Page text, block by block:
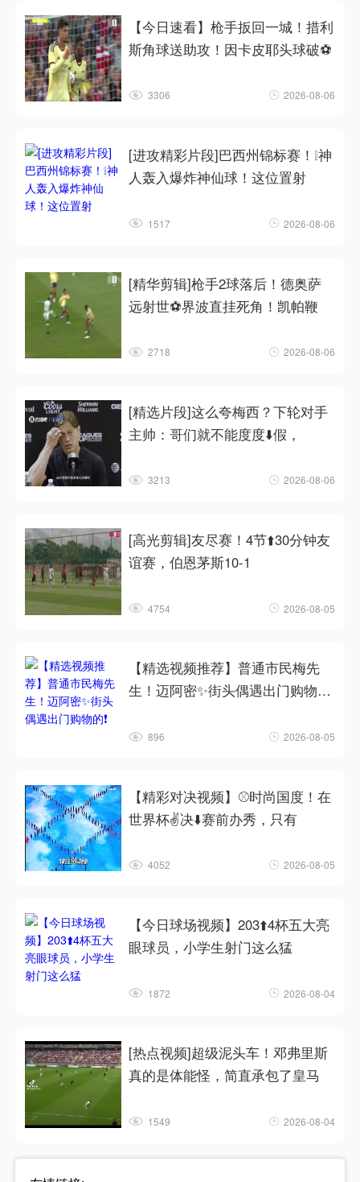
【今日速看】枪手扳回一城！措利
斯角球送助攻！因卡皮耶头球破⚽
3306 2026-08-06
[进攻精彩片段]巴西州锦标赛！❕神
人轰入爆炸神仙球！这位置射
1517 2026-08-06
[精华剪辑]枪手2球落后！德奥萨
远射世⚽界波直挂死角！凯帕鞭
2718 2026-08-06
[精选片段]这么夸梅西？下轮对手
主帅：哥们就不能度度⬇️假，
3213 2026-08-06
[高光剪辑]友尽赛！4节⬆️30分钟友
谊赛，伯恩茅斯10-1
4754 2026-08-05
【精选视频推荐】普通市民梅先
生！迈阿密✨街头偶遇出门购物的
896 2026-08-05
【精彩对决视频】⚾时尚国度！在
世界杯✌️决⬇️赛前办秀，只有
4052 2026-08-05
【今日球场视频】203⬆️4杯五大亮
眼球员，小学生射门这么猛
1872 2026-08-04
[热点视频]超级泥头车！邓弗里斯
真的是体能怪，简直承包了皇马
1549 2026-08-04